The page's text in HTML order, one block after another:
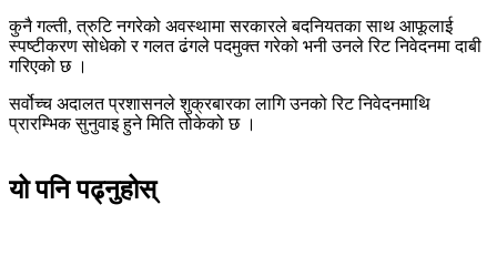
कुनै गल्ती, त्रुटि नगरेको अवस्थामा सरकारले बदनियतका साथ आफूलाई
स्पष्टीकरण सोधेको र गलत ढंगले पदमुक्त गरेको भनी उनले रिट निवेदनमा दाबी
गरिएको छ ।
सर्वोच्च अदालत प्रशासनले शुक्रबारका लागि उनको रिट निवेदनमाथि
प्रारम्भिक सुनुवाइ हुने मिति तोकेको छ ।
यो पनि पढ्नुहोस्